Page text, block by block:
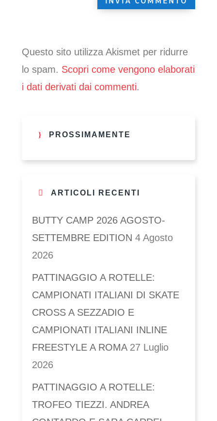
Questo sito utilizza Akismet per ridurre
lo spam. Scopri come vengono elaborati
i dati derivati dai commenti.
PROSSIMAMENTE
ARTICOLI RECENTI
BUTTY CAMP 2026 AGOSTO-
SETTEMBRE EDITION 4 Agosto
2026
PATTINAGGIO A ROTELLE:
CAMPIONATI ITALIANI DI SKATE
CROSS A SEZZADIO E
CAMPIONATI ITALIANI INLINE
FREESTYLE A ROMA 27 Luglio
2026
PATTINAGGIO A ROTELLE:
TROFEO TIEZZI. ANDREA